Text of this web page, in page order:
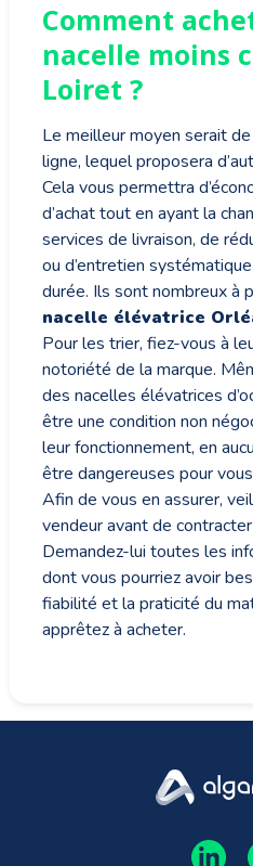
Comment
nacelle moins
Loiret ?
Le meilleur moyen serait
ligne, lequel proposera
Cela vous permettra
d’achat tout en ayant la
services de livraison, de
ou d’entretien
durée. Ils sont nombreux à
nacelle élévatrice
Pour les trier, fiez-vous à
notoriété de la marque.
des nacelles élévatrices
être une condition non
leur fonctionnement, en
être dangereuses pour
Afin de vous en assurer,
vendeur avant de
Demandez-lui toutes les
dont vous pourriez avoir
fiabilité et la praticité du
apprêtez à acheter.